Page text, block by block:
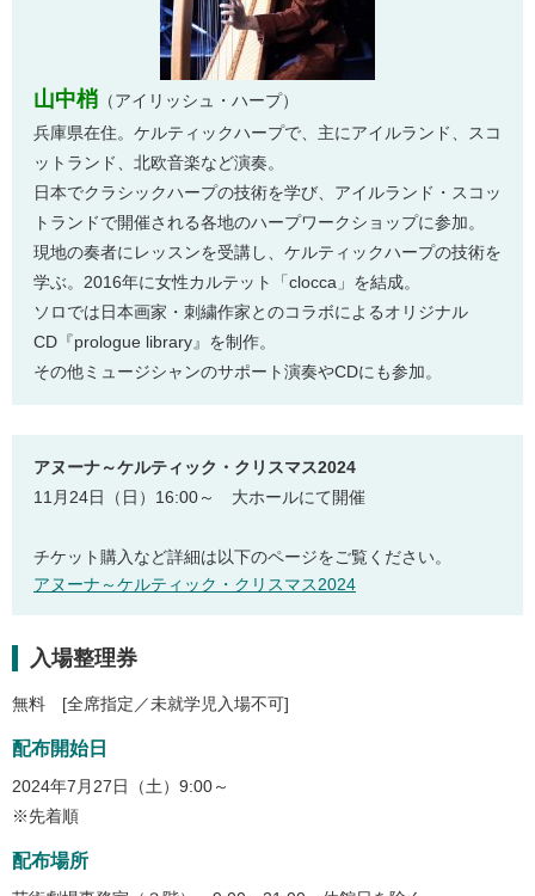
山中梢 （アイリッシュ・ハープ）
兵庫県在住。ケルティックハープで、主にアイルランド、スコ
ットランド、北欧音楽など演奏。
日本でクラシックハープの技術を学び、アイルランド・スコッ
トランドで開催される各地のハープワークショップに参加。
現地の奏者にレッスンを受講し、ケルティックハープの技術を
学ぶ。2016年に女性カルテット「clocca」を結成。
ソロでは日本画家・刺繍作家とのコラボによるオリジナル
CD『prologue library』を制作。
その他ミュージシャンのサポート演奏やCDにも参加。
アヌーナ～ケルティック・クリスマス2024
11月24日（日）16:00～ 大ホールにて開催
チケット購入など詳細は以下のページをご覧ください。
アヌーナ～ケルティック・クリスマス2024
入場整理券
無料 [全席指定／未就学児入場不可]
配布開始日
2024年7月27日（土）9:00～
※先着順
配布場所